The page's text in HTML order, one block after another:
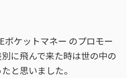
ポケットマネー のプロモー
に飛んで来た時は世の中の
と思いました。